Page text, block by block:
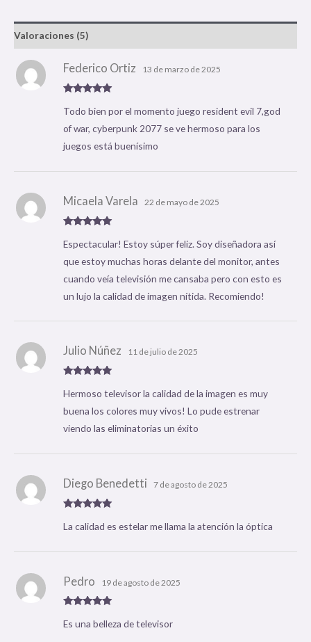
Valoraciones (5)
con5de 5
Federico Ortiz 13 de marzo de 2025
Todo bien por el momento juego resident evil 7,god
of war, cyberpunk 2077 se ve hermoso para los
juegos está buenísimo
con5de 5
Micaela Varela 22 de mayo de 2025
Espectacular! Estoy súper feliz. Soy diseñadora así
que estoy muchas horas delante del monitor, antes
cuando veía televisión me cansaba pero con esto es
un lujo la calidad de imagen nítida. Recomiendo!
con5de 5
Julio Núñez 11 de julio de 2025
Hermoso televisor la calidad de la imagen es muy
buena los colores muy vivos! Lo pude estrenar
viendo las eliminatorias un éxito
con5de 5
Diego Benedetti 7 de agosto de 2025
La calidad es estelar me llama la atención la óptica
con5de 5
Pedro 19 de agosto de 2025
Es una belleza de televisor